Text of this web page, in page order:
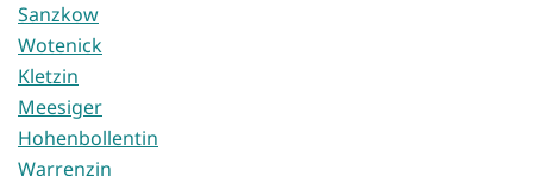
Sanzkow
Wotenick
Kletzin
Meesiger
Hohenbollentin
Warrenzin